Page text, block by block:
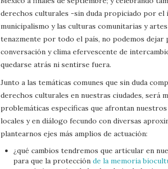
derechos culturales -sin duda propiciado por el
municipalismo y las culturas comunitarias y
tenazmente por todo el país, no podemos
conversación y clima efervescente de
quedarse atrás ni sentirse fuera.
Junto a las temáticas comunes que sin duda
derechos culturales en nuestras ciudades, será
problemáticas específicas que afrontan
locales y en diálogo fecundo con diversas
plantearnos ejes más amplios de actuación:
¿qué cambios tendremos que articular en
para que la protección de la memoria